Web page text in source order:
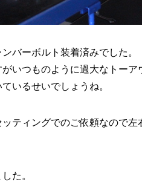
バーボルト装着済みでした。
いつものように過大なトーア
いるせいでしょうね。
ティングでのご依頼なので
た。